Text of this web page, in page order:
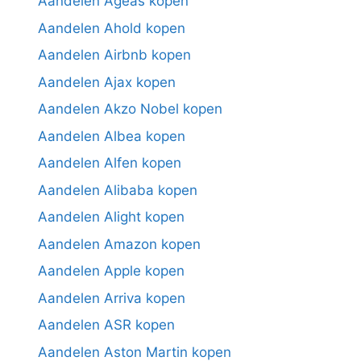
Aandelen Ahold kopen
Aandelen Airbnb kopen
Aandelen Ajax kopen
Aandelen Akzo Nobel kopen
Aandelen Albea kopen
Aandelen Alfen kopen
Aandelen Alibaba kopen
Aandelen Alight kopen
Aandelen Amazon kopen
Aandelen Apple kopen
Aandelen Arriva kopen
Aandelen ASR kopen
Aandelen Aston Martin kopen